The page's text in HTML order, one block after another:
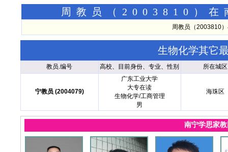
周教员（2003810）在
周教员（2003810
生物化学其它
教员.编号 高校、目前身份、专业、性别 所在城区
宁教员 (2004079)
广东工业大学
大专在读
生物化学/工商管理
男
海珠区
南宁学思家